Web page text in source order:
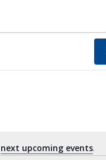
next upcoming events.